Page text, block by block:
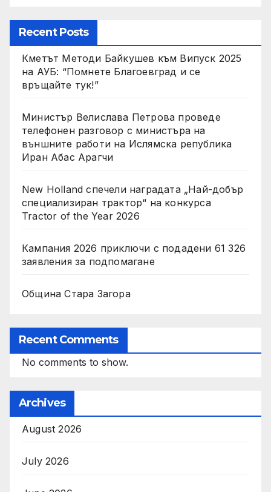
Recent Posts
Кметът Методи Байкушев към Випуск 2025
на АУБ: “Помнете Благоевград и се
връщайте тук!”
Министър Велислава Петрова проведе
телефонен разговор с министъра на
външните работи на Ислямска република
Иран Абас Арагчи
New Holland спечели наградата „Най-добър
специализиран трактор“ на конкурса
Tractor of the Year 2026
Кампания 2026 приключи с подадени 61 326
заявления за подпомагане
Община Стара Загора
Recent Comments
No comments to show.
Archives
August 2026
July 2026